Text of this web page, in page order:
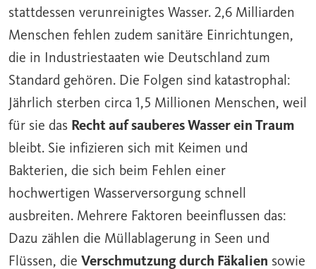
stattdessen verunreinigtes Wasser. 2,6 Milliarden
Menschen fehlen zudem sanitäre Einrichtungen,
die in Industriestaaten wie Deutschland zum
Standard gehören. Die Folgen sind katastrophal:
Jährlich sterben circa 1,5 Millionen Menschen, weil
für sie das Recht auf sauberes Wasser ein Traum
bleibt. Sie infizieren sich mit Keimen und
Bakterien, die sich beim Fehlen einer
hochwertigen Wasserversorgung schnell
ausbreiten. Mehrere Faktoren beeinflussen das:
Dazu zählen die Müllablagerung in Seen und
Flüssen, die Verschmutzung durch Fäkalien sowie